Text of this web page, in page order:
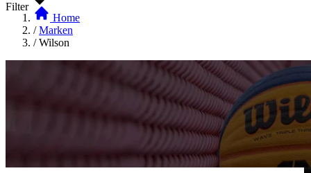
Filter
Home
/ Marken
/ Wilson